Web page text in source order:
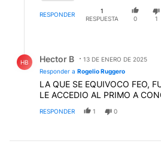
RESPONDER
1
RESPUESTA
0 1
HB Hector B
13 DE ENERO DE 2025
Responder a Rogelio Ruggero
LA QUE SE EQUIVOCO FEO,
LE ACCEDIO AL PRIMO A
RESPONDER 1 0